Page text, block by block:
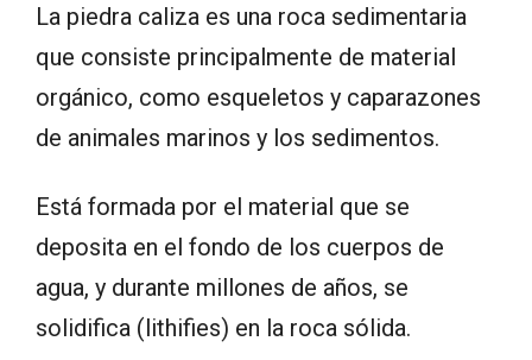
La piedra caliza es una roca sedimentaria
que consiste principalmente de material
orgánico, como esqueletos y caparazones
de animales marinos y los sedimentos.
Está formada por el material que se
deposita en el fondo de los cuerpos de
agua, y durante millones de años, se
solidifica (lithifies) en la roca sólida.